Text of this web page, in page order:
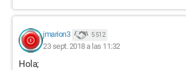
jmarion3 5 512
23 sept. 2018 a las 11:32
Hola;